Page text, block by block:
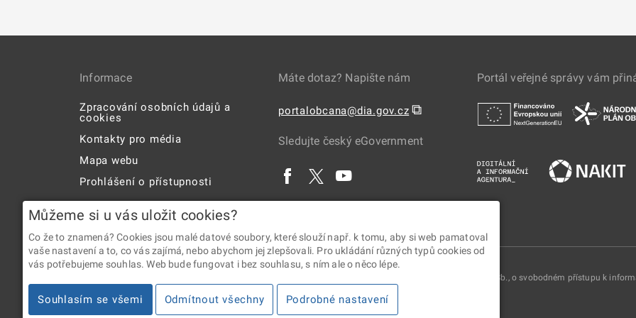
Informace
Zpracování osobních údajů a
cookies
Kontakty pro média
Mapa webu
Prohlášení o přístupnosti
Máte dotaz? Napište nám
portalobcana@dia.gov.cz ⧉
Sledujte český eGovernment
Portál veřejné správy vám
2026 © Digitální a informační agentura • Informace jsou poskytovány v souladu se zákonem č. 106/1999 Sb., o svobodném přístupu k
Můžeme si u vás uložit cookies?
Co že to znamená? Cookies jsou malé datové soubory, které slouží např. k tomu, aby si web pamatoval
vaše nastavení a to, co vás zajímá, nebo abychom jej zlepšovali. Pro ukládání různých typů cookies od
vás potřebujeme souhlas. Web bude fungovat i bez souhlasu, s ním ale o něco lépe.
Souhlasím se všemi Odmítnout všechny Podrobné nastavení